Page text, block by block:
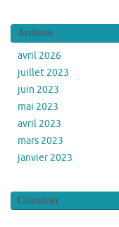
Archives
avril 2026
juillet 2023
juin 2023
mai 2023
avril 2023
mars 2023
janvier 2023
Calendrier